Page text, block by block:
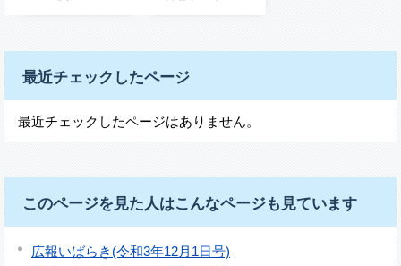
最近チェックしたページ
最近チェックしたページはありません。
このページを見た人はこんなページも見ています
広報いばらき(令和3年12月1日号)